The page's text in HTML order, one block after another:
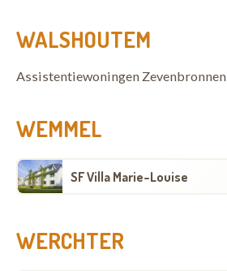
WALSHOUTEM
Assistentiewoningen Zevenbronnen
WEMMEL
SF Villa Marie-Louise
WERCHTER